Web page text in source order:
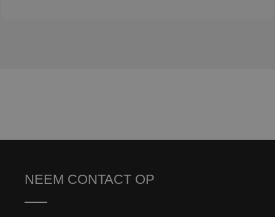
NEEM CONTACT OP